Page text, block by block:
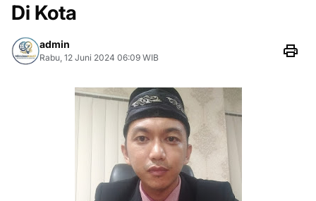
Di Kota
admin
Rabu, 12 Juni 2024 06:09 WIB